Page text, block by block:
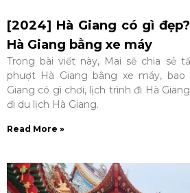
[2024] Hà Giang có gì
Hà Giang bằng xe máy
Trong bài viết này, Mai sẽ chia sẻ
phượt Hà Giang bằng xe máy,
Giang có gì chơi, lịch trình đi Hà
đi du lịch Hà Giang.
Read More »